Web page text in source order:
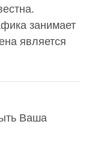
занимает
является
Ваша